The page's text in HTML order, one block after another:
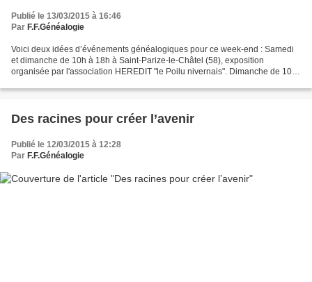
Publié le 13/03/2015 à 16:46
Par F.F.Généalogie
Voici deux idées d’événements généalogiques pour ce week-end : Samedi
et dimanche de 10h à 18h à Saint-Parize-le-Châtel (58), exposition
organisée par l'association HEREDIT "le Poilu nivernais". Dimanche de 10h
Des racines pour créer l’avenir
Publié le 12/03/2015 à 12:28
Par F.F.Généalogie